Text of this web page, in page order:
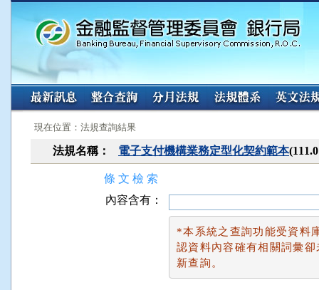
:::
現在位置：法規查詢結果
法規名稱： 電子支付機構業務定型化契約範本
條 文 檢 索
內容含有：
*本系統之查詢功能受資料
認資料內容確有相關詞彙
新查詢。